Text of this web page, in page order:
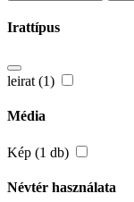
Irattípus
leirat (1)
Média
Kép (1 db)
Névtér használata